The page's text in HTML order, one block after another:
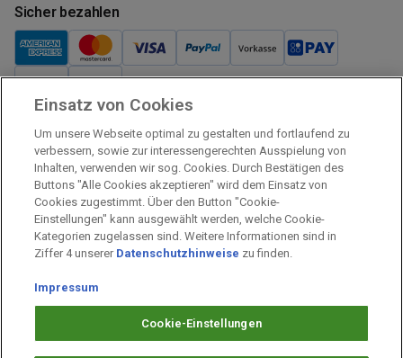
Sicher bezahlen
Verkauf und Versand
Kostenloser Versand:
Verkauf und Versand durch:
Verkauf Gutscheine durch:
Sicher einkaufen
Prämien Impressum
Prämien Datenschutz
Einsatz von Cookies
Um unsere Webseite optimal zu gestalten und fortlaufend zu
verbessern, sowie zur interessengerechten Ausspielung von
Inhalten, verwenden wir sog. Cookies. Durch Bestätigen des
Buttons "Alle Cookies akzeptieren" wird dem Einsatz von
Cookies zugestimmt. Über den Button "Cookie-
Einstellungen" kann ausgewählt werden, welche Cookie-
Kategorien zugelassen sind. Weitere Informationen sind in
Ziffer 4 unserer Datenschutzhinweise zu finden.
Impressum
Cookie-Einstellungen